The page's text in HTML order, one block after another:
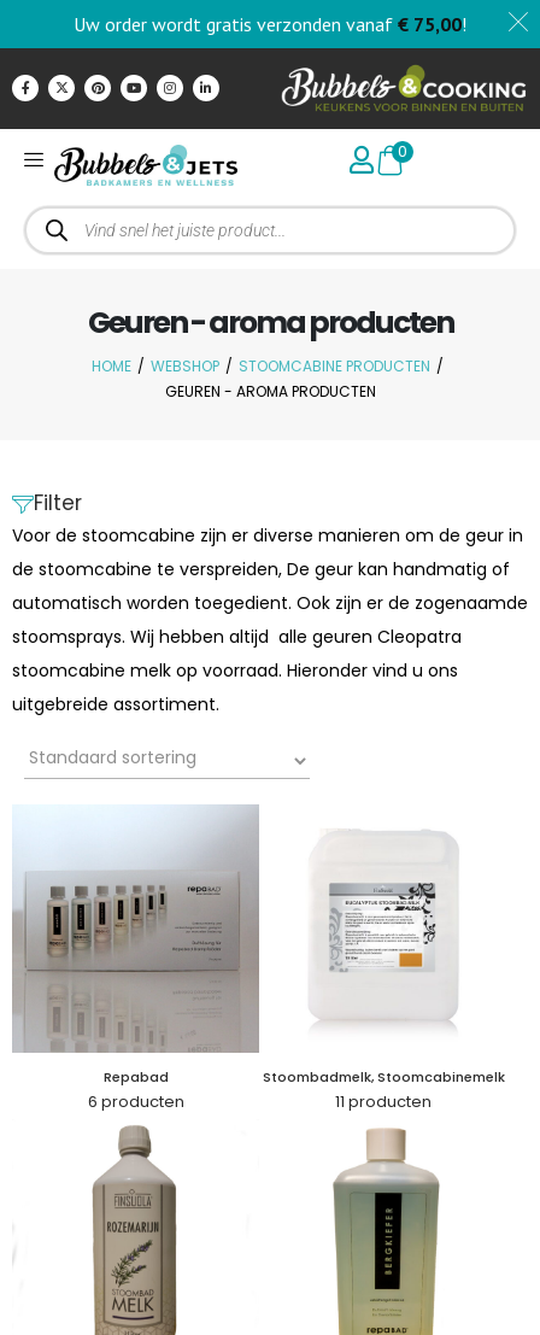
Uw order wordt gratis verzonden vanaf € 75,00!
0
Geuren - aroma producten
HOME / WEBSHOP / STOOMCABINE PRODUCTEN /
GEUREN - AROMA PRODUCTEN
Filter
Voor de stoomcabine zijn er diverse manieren om de geur in
de stoomcabine te verspreiden, De geur kan handmatig of
automatisch worden toegedient. Ook zijn er de zogenaamde
stoomsprays. Wij hebben altijd alle geuren Cleopatra
stoomcabine melk op voorraad. Hieronder vind u ons
uitgebreide assortiment.
Repabad
6 producten
Stoombadmelk, Stoomcabinemelk
11 producten